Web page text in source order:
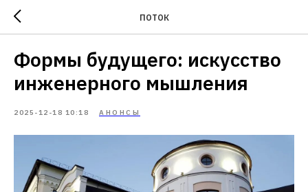
ПОТОК
Формы будущего: искусство
инженерного мышления
2025-12-18 10:18 АНОНСЫ